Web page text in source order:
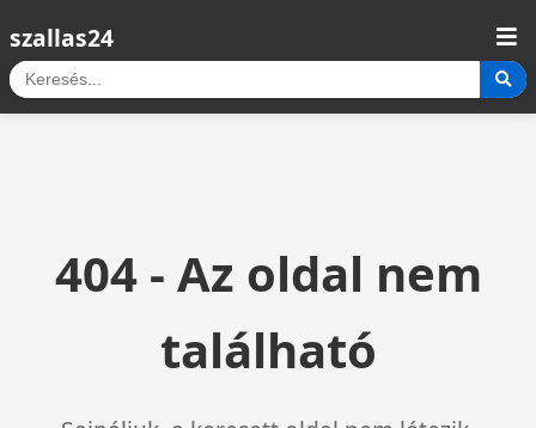
szallas24
404 - Az oldal nem
található